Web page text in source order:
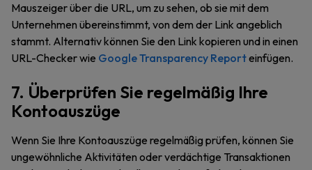
Mauszeiger über die URL, um zu sehen, ob sie mit dem
Unternehmen übereinstimmt, von dem der Link angeblich
stammt. Alternativ können Sie den Link kopieren und in einen
URL-Checker wie Google Transparency Reporteinfügen.
7. Überprüfen Sie regelmäßig Ihre
Kontoauszüge
Wenn Sie Ihre Kontoauszüge regelmäßig prüfen, können Sie
ungewöhnliche Aktivitäten oder verdächtige Transaktionen